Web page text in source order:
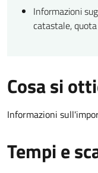
Informazioni
catastale,
Cosa si
Informazioni
Tempi e